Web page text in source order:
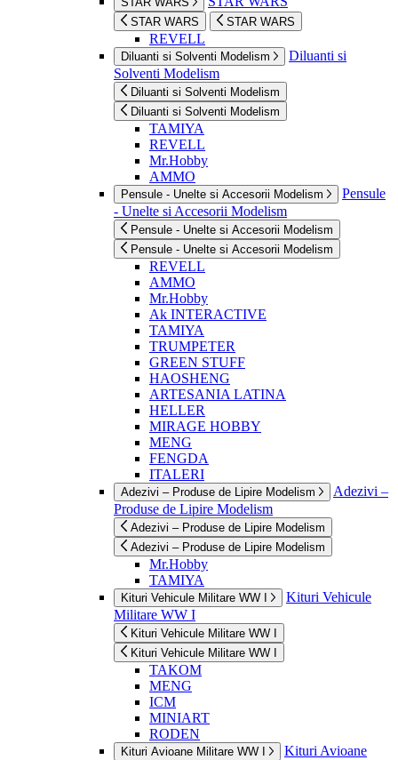
STAR WARS STAR WARS
REVELL
Diluanti si Solventi Modelism
Diluanti si
Solventi Modelism
Diluanti si Solventi Modelism
Diluanti si Solventi Modelism
TAMIYA
REVELL
Mr.Hobby
AMMO
Pensule - Unelte si Accesorii Modelism
Pensule
- Unelte si Accesorii Modelism
Pensule - Unelte si Accesorii Modelism
Pensule - Unelte si Accesorii Modelism
REVELL
AMMO
Mr.Hobby
Ak INTERACTIVE
TAMIYA
TRUMPETER
GREEN STUFF
HAOSHENG
ARTESANIA LATINA
HELLER
MIRAGE HOBBY
MENG
FENGDA
ITALERI
Adezivi – Produse de Lipire Modelism
Adezivi –
Produse de Lipire Modelism
Adezivi – Produse de Lipire Modelism
Adezivi – Produse de Lipire Modelism
Mr.Hobby
TAMIYA
Kituri Vehicule Militare WW I
Kituri Vehicule
Militare WW I
Kituri Vehicule Militare WW I
Kituri Vehicule Militare WW I
TAKOM
MENG
ICM
MINIART
RODEN
Kituri Avioane Militare WW I
Kituri Avioane